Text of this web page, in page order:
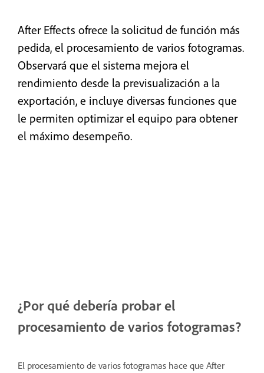
After Effects ofrece la solicitud de función más
pedida, el procesamiento de varios fotogramas.
Observará que el sistema mejora el
rendimiento desde la previsualización a la
exportación, e incluye diversas funciones que
le permiten optimizar el equipo para obtener
el máximo desempeño.
¿Por qué debería probar el
procesamiento de varios fotogramas?
El procesamiento de varios fotogramas hace que After